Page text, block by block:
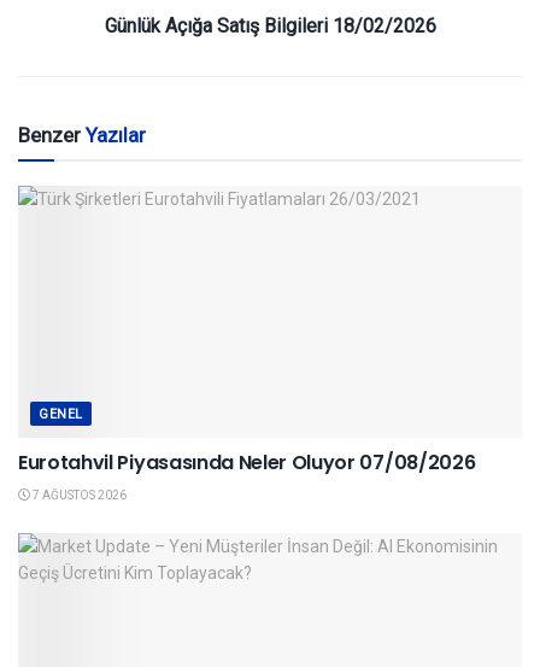
Günlük Açığa Satış Bilgileri 18/02/2026
BenzerYazılar
GENEL
Eurotahvil Piyasasında Neler Oluyor 07/08/2026
7 AĞUSTOS 2026